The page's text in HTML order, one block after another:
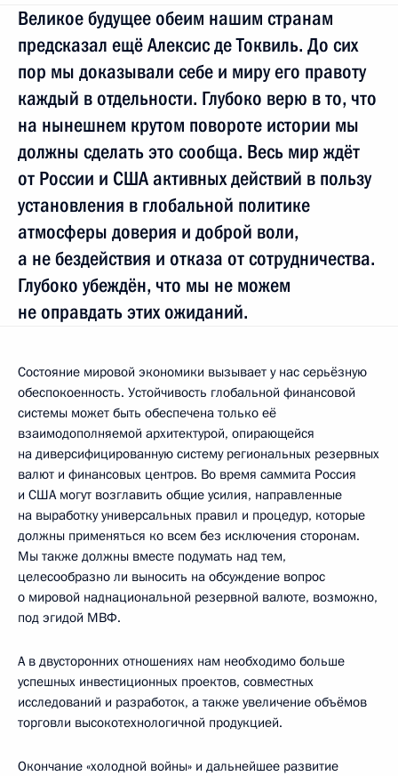
Великое будущее обеим нашим странам
предсказал ещё Алексис де Токвиль. До сих
пор мы доказывали себе и миру его правоту
каждый в отдельности. Глубоко верю в то, что
на нынешнем крутом повороте истории мы
должны сделать это сообща. Весь мир ждёт
от России и США активных действий в пользу
установления в глобальной политике
атмосферы доверия и доброй воли,
а не бездействия и отказа от сотрудничества.
Глубоко убеждён, что мы не можем
не оправдать этих ожиданий.
Состояние мировой экономики вызывает у нас серьёзную
обеспокоенность. Устойчивость глобальной финансовой
системы может быть обеспечена только её
взаимодополняемой архитектурой, опирающейся
на диверсифицированную систему региональных резервных
валют и финансовых центров. Во время саммита Россия
и США могут возглавить общие усилия, направленные
на выработку универсальных правил и процедур, которые
должны применяться ко всем без исключения сторонам.
Мы также должны вместе подумать над тем,
целесообразно ли выносить на обсуждение вопрос
о мировой наднациональной резервной валюте, возможно,
под эгидой МВФ.
А в двусторонних отношениях нам необходимо больше
успешных инвестиционных проектов, совместных
исследований и разработок, а также увеличение объёмов
торговли высокотехнологичной продукцией.
Окончание «холодной войны» и дальнейшее развитие